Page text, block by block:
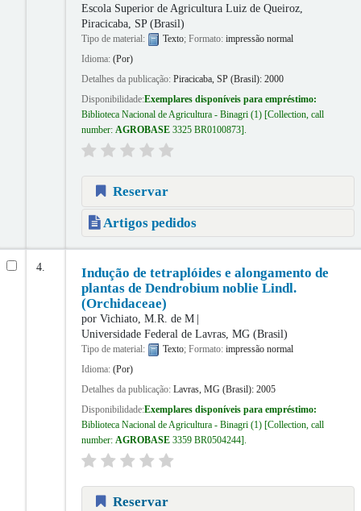
Escola Superior de Agricultura Luiz de Queiroz,
Piracicaba, SP (Brasil)
Tipo de material: Texto; Formato: impressão normal
Idioma: (Por)
Detalhes da publicação: Piracicaba, SP (Brasil): 2000
Disponibilidade:Exemplares disponíveis para empréstimo:
Biblioteca Nacional de Agricultura - Binagri(1) Collection, call
number: AGROBASE 3325 BR0100873 .
Reservar
Artigos pedidos
4.
Indução de tetraplóides e alongamento de
plantas de Dendrobium noblie Lindl.
(Orchidaceae)
por Vichiato, M.R. de M
Universidade Federal de Lavras, MG (Brasil)
Tipo de material: Texto; Formato: impressão normal
Idioma: (Por)
Detalhes da publicação: Lavras, MG (Brasil): 2005
Disponibilidade:Exemplares disponíveis para empréstimo:
Biblioteca Nacional de Agricultura - Binagri(1) Collection, call
number: AGROBASE 3359 BR0504244 .
Reservar